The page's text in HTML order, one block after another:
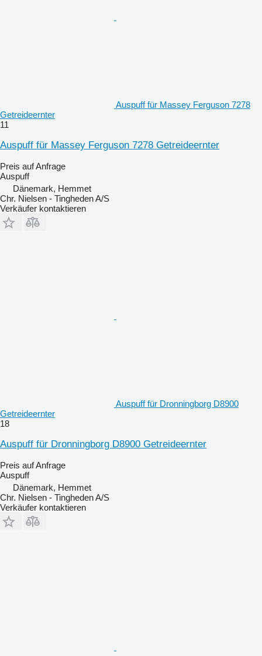
Auspuff für Massey Ferguson 7278
Getreideernter
11
Auspuff für Massey Ferguson 7278 Getreideernter
Preis auf Anfrage
Auspuff
Dänemark, Hemmet
Chr. Nielsen - Tingheden A/S
Verkäufer kontaktieren
Auspuff für Dronningborg D8900
Getreideernter
18
Auspuff für Dronningborg D8900 Getreideernter
Preis auf Anfrage
Auspuff
Dänemark, Hemmet
Chr. Nielsen - Tingheden A/S
Verkäufer kontaktieren